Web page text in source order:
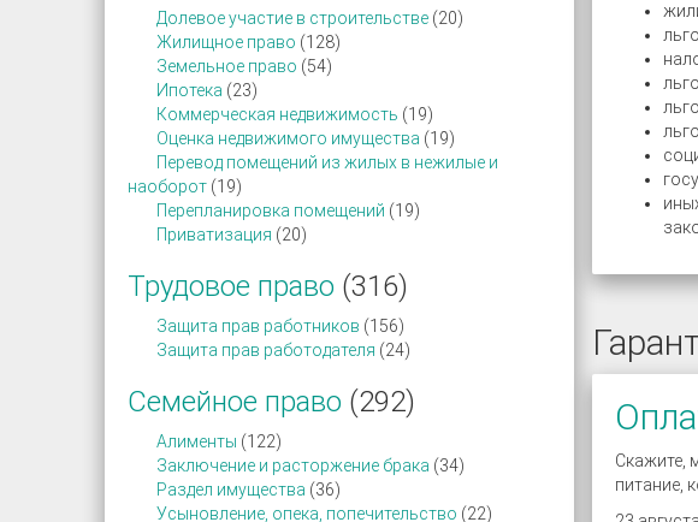
Долевое участие в строительстве (20)
Жилищное право (128)
Земельное право (54)
Ипотека (23)
Коммерческая недвижимость (19)
Оценка недвижимого имущества (19)
Перевод помещений из жилых в нежилые и
наоборот (19)
Перепланировка помещений (19)
Приватизация (20)
Трудовое право (316)
Защита прав работников (156)
Защита прав работодателя (24)
Семейное право (292)
Алименты (122)
Заключение и расторжение брака (34)
Раздел имущества (36)
Усыновление, опека, попечительство (22)
Скажите,
питание,